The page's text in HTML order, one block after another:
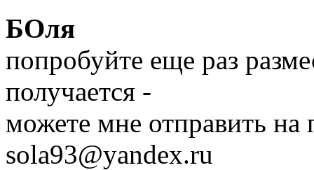
БОля
попробуйте еще раз
получается -
можете мне отправить на
sola93@yandex.ru